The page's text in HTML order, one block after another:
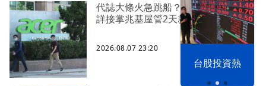
台股投資熱
代誌大條火急跳船？ 宏碁派任李文
詳接掌兆基屋管2天就喊撤出！
2026.08.07 23:20